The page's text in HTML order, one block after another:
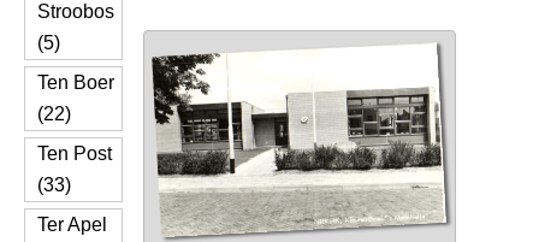
Stroobos
(5)
Ten Boer
(22)
Ten Post
(33)
Ter Apel